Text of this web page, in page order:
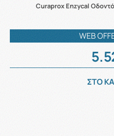
Curaprox Enzycal
WEB
ΣΤΟ